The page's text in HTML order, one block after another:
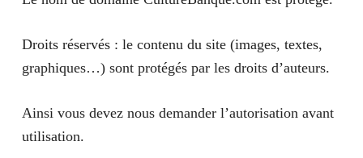
Droits réservés : le contenu du site (images, textes,
graphiques…) sont protégés par les droits d’auteurs.
Ainsi vous devez nous demander l’autorisation avant
utilisation.